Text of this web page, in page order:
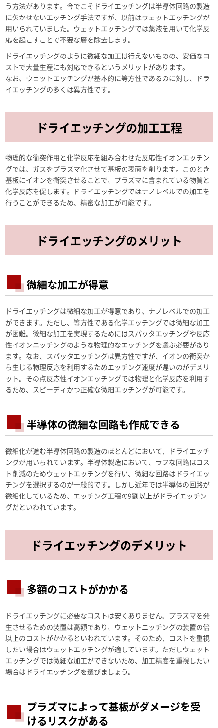
う方法があります。今でこそドライエッチングは半導体回路の製造
に欠かせないエッチング手法ですが、以前はウェットエッチングが
用いられていました。ウェットエッチングでは薬液を用いて化学反
応を起こすことで不要な層を除去します。
ドライエッチングのように微細な加工は行えないものの、安価なコ
ストで大量生産にも対応できるというメリットがあります。
なお、ウェットエッチングが基本的に等方性であるのに対し、ドラ
イエッチングの多くは異方性です。
ドライエッチングの加工工程
物理的な衝突作用と化学反応を組み合わせた反応性イオンエッチン
グでは、ガスをプラズマ化させて基板の表面を削ります。このとき
基板にイオンを衝突させることで、プラズマに含まれている物質と
化学反応を促します。ドライエッチングではナノレベルでの加工を
行うことができるため、精密な加工が可能です。
ドライエッチングのメリット
微細な加工が得意
ドライエッチングは微細な加工が得意であり、ナノレベルでの加工
ができます。ただし、等方性である化学エッチングでは微細な加工
が困難。微細な加工を実現するためにはスパッタエッチングや反応
性イオンエッチングのような物理的なエッチングを選ぶ必要があり
ます。なお、スパッタエッチングは異方性ですが、イオンの衝突か
ら生じる物理反応を利用するためエッチング速度が遅いのがデメリ
ット。その点反応性イオンエッチングでは物理と化学反応を利用す
るため、スピーディかつ正確な微細エッチングが可能です。
半導体の微細な回路も作成できる
微細化が進む半導体回路の製造のほとんどにおいて、ドライエッチ
ングが用いられています。半導体製造において、ラフな回路はコス
ト削減のためウェットエッチングを行い、微細な回路はドライエッ
チングを選択するのが一般的です。しかし近年では半導体の回路が
微細化しているため、エッチング工程の9割以上がドライエッチン
グだといわれています。
ドライエッチングのデメリット
多額のコストがかかる
ドライエッチングに必要なコストは安くありません。プラズマを発
生させるための装置は高額であり、ウェットエッチングの装置の倍
以上のコストがかかるといわれています。そのため、コストを重視
したい場合はウェットエッチングが適しています。ただしウェット
エッチングでは微細な加工ができないため、加工精度を重視したい
場合はドライエッチングを選びましょう。
プラズマによって基板がダメージを受
けるリスクがある